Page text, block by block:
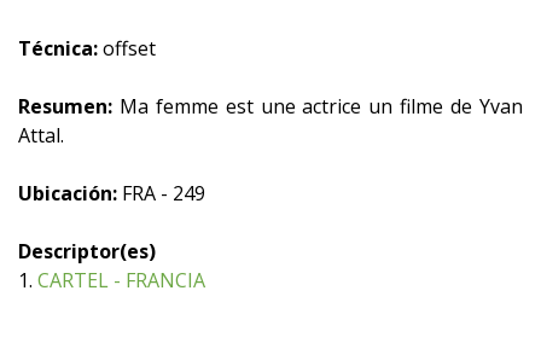
Técnica:offset
Resumen: Ma femme est une actrice un filme de Yvan
Attal.
Ubicación: FRA - 249
Descriptor(es)
1. CARTEL - FRANCIA